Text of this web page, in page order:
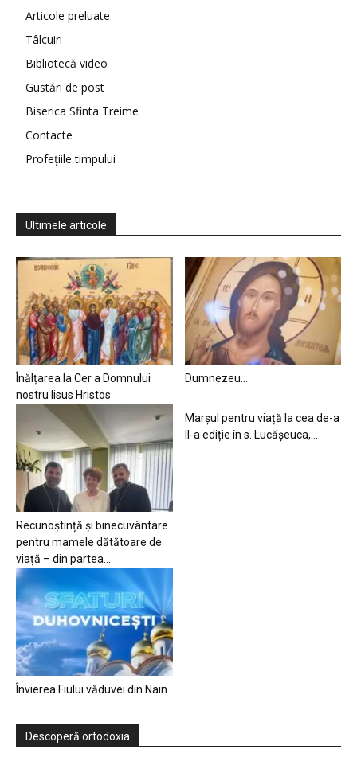
Articole preluate
Tâlcuiri
Bibliotecă video
Gustări de post
Biserica Sfinta Treime
Contacte
Profețiile timpului
Ultimele articole
Înălțarea la Cer a Domnului
nostru Iisus Hristos
Dumnezeu…
Recunoștință și binecuvântare
pentru mamele dătătoare de
viață – din partea...
Marșul pentru viață la cea de-a
II-a ediție în s. Lucășeuca,...
Învierea Fiului văduvei din Nain
Descoperă ortodoxia